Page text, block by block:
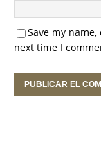
Save my
next time I